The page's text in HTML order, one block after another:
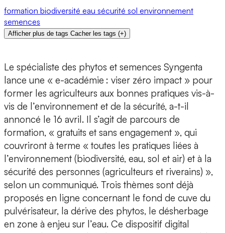
formation biodiversité eau sécurité sol environnement
semences
Afficher plus de tags Cacher les tags (+)
Le spécialiste des phytos et semences Syngenta
lance une « e-académie : viser zéro impact » pour
former les agriculteurs aux bonnes pratiques vis-à-
vis de l’environnement et de la sécurité, a-t-il
annoncé le 16 avril. Il s’agit de parcours de
formation, « gratuits et sans engagement », qui
couvriront à terme « toutes les pratiques liées à
l’environnement (biodiversité, eau, sol et air) et à la
sécurité des personnes (agriculteurs et riverains) »,
selon un communiqué. Trois thèmes sont déjà
proposés en ligne concernant le fond de cuve du
pulvérisateur, la dérive des phytos, le désherbage
en zone à enjeu sur l’eau. Ce dispositif digital